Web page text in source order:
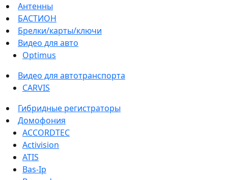
Антенны
БАСТИОН
Брелки/карты/ключи
Видео для авто
Optimus
Видео для автотранспорта
CARVIS
Гибридные регистраторы
Домофония
ACCORDTEC
Activision
ATIS
Bas-Ip